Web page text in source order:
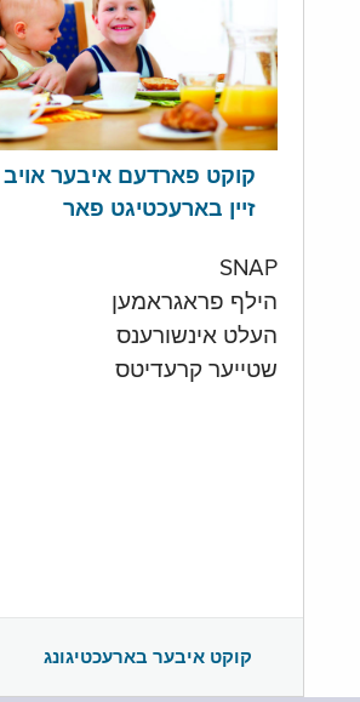
קוקט פארדעם איבער
זיין בארעכטיגט פאר
SNAP
הילף פראגראמען
העלט אינשורענס
שטייער קרעדיטס
קוקט איבער בארעכטיגונג